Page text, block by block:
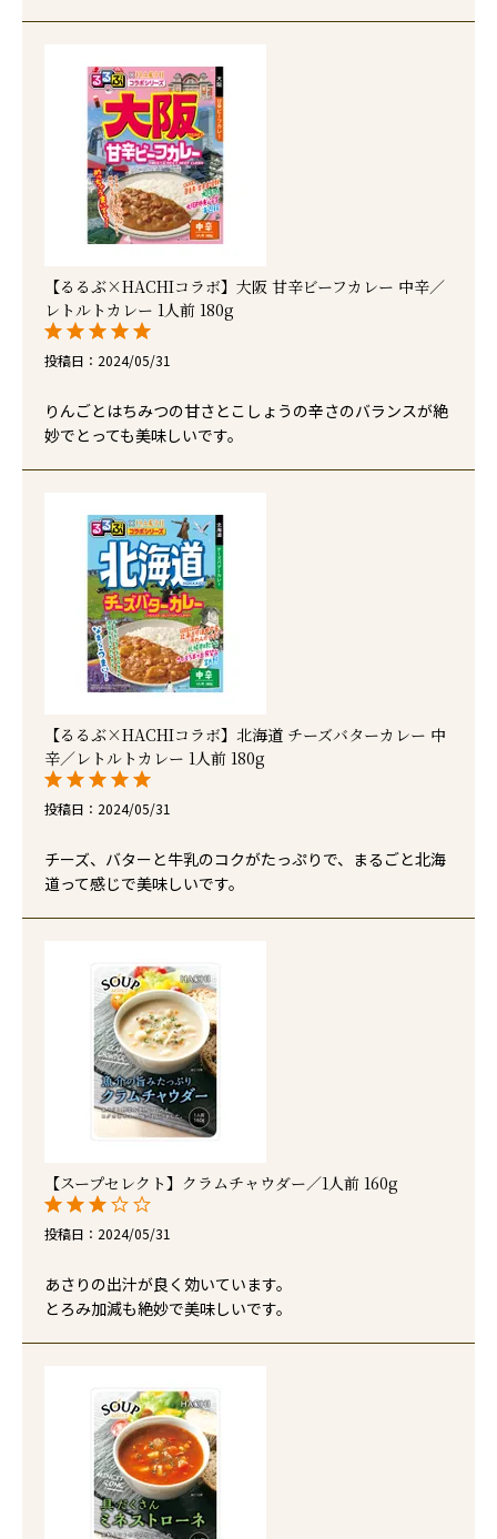
【るるぶ×HACHIコラボ】大阪 甘辛ビーフカレー 中辛／
レトルトカレー 1人前 180g
投稿日 2024/05/31
りんごとはちみつの甘さとこしょうの辛さのバランスが絶
妙でとっても美味しいです。
【るるぶ×HACHIコラボ】北海道 チーズバターカレー 中
辛／レトルトカレー 1人前 180g
投稿日 2024/05/31
チーズ、バターと牛乳のコクがたっぷりで、まるごと北海
道って感じで美味しいです。
【スープセレクト】クラムチャウダー／1人前 160g
投稿日 2024/05/31
あさりの出汁が良く効いています。
とろみ加減も絶妙で美味しいです。